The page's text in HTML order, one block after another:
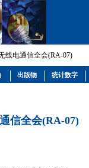
线电通信全会(RA-07)
信全会(RA-07)
出版物 统计数字